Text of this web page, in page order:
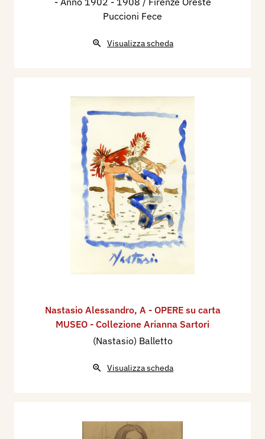
Puccioni Fece
Visualizza scheda
Nastasio Alessandro, A - OPERE su carta
MUSEO - Collezione Arianna Sartori
(Nastasio) Balletto
Visualizza scheda